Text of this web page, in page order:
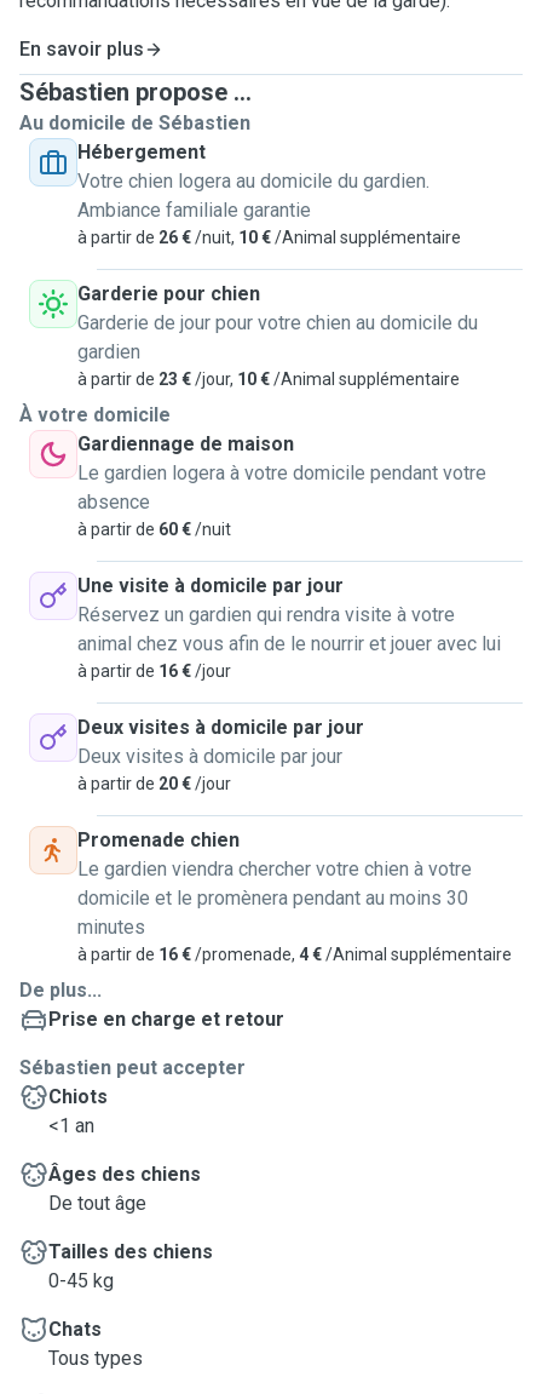
En savoir plus
Sébastien propose ...
Au domicile de Sébastien
Hébergement
Votre chien logera au domicile du gardien.
Ambiance familiale garantie
à partir de 26 €/nuit, 10 €/Animal supplémentaire
Garderie pour chien
Garderie de jour pour votre chien au domicile du
gardien
à partir de 23 €/jour, 10 €/Animal supplémentaire
À votre domicile
Gardiennage de maison
Le gardien logera à votre domicile pendant votre
absence
à partir de 60 €/nuit
Une visite à domicile par jour
Réservez un gardien qui rendra visite à votre
animal chez vous afin de le nourrir et jouer avec lui
à partir de 16 €/jour
Deux visites à domicile par jour
Deux visites à domicile par jour
à partir de 20 €/jour
Promenade chien
Le gardien viendra chercher votre chien à votre
domicile et le promènera pendant au moins 30
minutes
à partir de 16 €/promenade, 4 €/Animal supplémentaire
De plus...
Prise en charge et retour
Sébastien peut accepter
Chiots
<1 an
Âges des chiens
De tout âge
Tailles des chiens
0-45 kg
Chats
Tous types